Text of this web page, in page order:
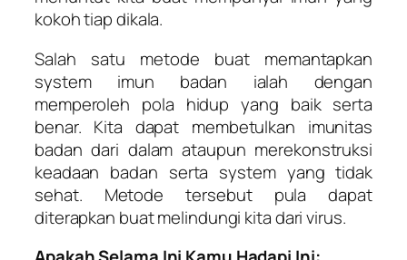
kokoh tiap dikala.
Salah satu metode buat memantapkan
system imun badan ialah dengan
memperoleh pola hidup yang baik serta
benar. Kita dapat membetulkan imunitas
badan dari dalam ataupun merekonstruksi
keadaan badan serta system yang tidak
sehat. Metode tersebut pula dapat
diterapkan buat melindungi kita dari virus.